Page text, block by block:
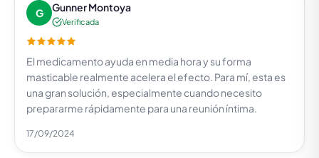
G Gunner Montoya
Verificada
El medicamento ayuda en media hora y su forma
masticable realmente acelera el efecto. Para mí, esta es
una gran solución, especialmente cuando necesito
prepararme rápidamente para una reunión íntima.
17/09/2024